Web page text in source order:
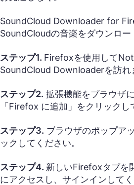
SoundCloud Downloader for
SoundCloudの音楽をダウンロー
ステップ1. Firefoxを使用して
SoundCloud Downloaderを訪れ
ステップ2. 拡張機能をブラウザ
「Firefox に追加」をクリックし
ステップ3. ブラウザのポップア
ックしてください。
ステップ4. 新しいFirefoxタブを
にアクセスし、サインインしてく